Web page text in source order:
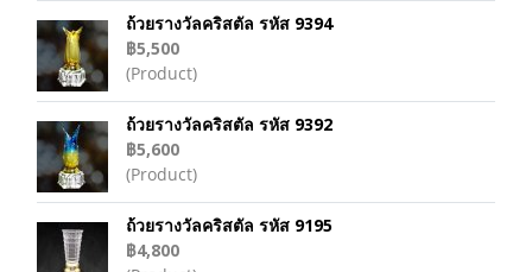
ถ้วยรางวัลคริสตัล รหัส 9394
฿5,500
(Product)
ถ้วยรางวัลคริสตัล รหัส 9392
฿5,600
(Product)
ถ้วยรางวัลคริสตัล รหัส 9195
฿4,800